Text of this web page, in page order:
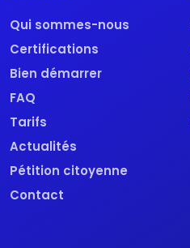
Qui sommes-nous
Certifications
Bien démarrer
FAQ
Tarifs
Actualités
Pétition citoyenne
Contact